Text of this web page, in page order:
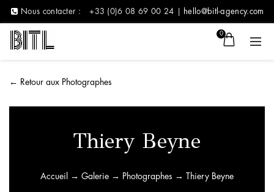
Nous contacter : +33 (0)6 08 69 00 24 | hello@bitl-agency.com
0
← Retour aux Photographes
Thiery Beyne
Accueil → Galerie → Photographes → Thiery Beyne